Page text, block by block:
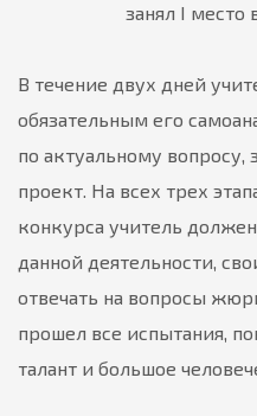
занял I место
В течение двух дней
обязательным его
по актуальному
проект. На всех трех
конкурса учитель
данной деятельности,
отвечать на вопросы
прошел все испытания,
талант и большое